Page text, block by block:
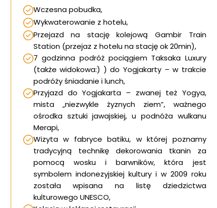
Wczesna pobudka,
Wykwaterowanie z hotelu,
Przejazd na stację kolejową Gambir Train
Station (przejaz z hotelu na stację ok 20min),
7 godzinna podróż pociągiem Taksaka Luxury
(także widokowa:) ) do Yogjakarty – w trakcie
podróży śniadanie i lunch,
Przyjazd do Yogjakarta – zwanej też Yogya,
mista „niezwykle żyznych ziem”, ważnego
ośrodka sztuki jawajskiej, u podnóża wulkanu
Merapi,
Wizyta w fabryce batiku, w której poznamy
tradycyjną technikę dekorowania tkanin za
pomocą wosku i barwników, która jest
symbolem indonezyjskiej kultury i w 2009 roku
została wpisana na listę dziedzictwa
kulturowego UNESCO,